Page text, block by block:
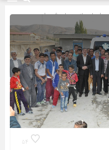
و بازدیدها»شیروان
۵۴